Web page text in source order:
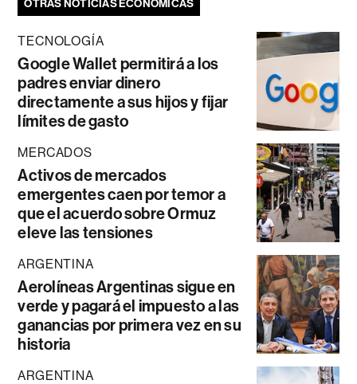
OTRAS NOTICIAS ECONÓMICAS
TECNOLOGÍA
Google Wallet permitirá a los
padres enviar dinero
directamente a sus hijos y fijar
límites de gasto
MERCADOS
Activos de mercados
emergentes caen por temor a
que el acuerdo sobre Ormuz
eleve las tensiones
ARGENTINA
Aerolíneas Argentinas sigue en
verde y pagará el impuesto a las
ganancias por primera vez en su
historia
ARGENTINA